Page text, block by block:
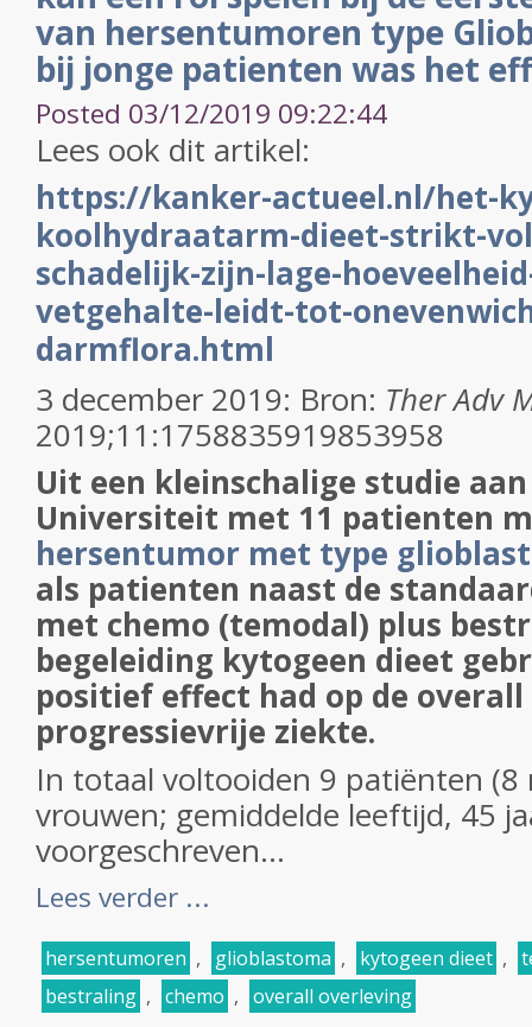
van hersentumoren type
bij jonge patienten was het
Posted 03/12/2019 09:22:44
Lees ook dit artikel:
https://kanker-actueel.nl/het-
koolhydraatarm-dieet-strikt-
schadelijk-zijn-lage-
vetgehalte-leidt-tot-
darmflora.html
3 december 2019: Bron: Ther Adv
2019;11:1758835919853958
Uit een kleinschalige studie
Universiteit met 11 patienten
hersentumor met type
als patienten naast de
met chemo (temodal) plus
begeleiding kytogeen dieet
positief effect had op de
progressievrije ziekte.
In totaal voltooiden 9 patiënten (8
vrouwen; gemiddelde leeftijd, 45
voorgeschreven...
Lees verder ...
hersentumoren , glioblastoma , kytogeen dieet ,
bestraling , chemo , overall overleving